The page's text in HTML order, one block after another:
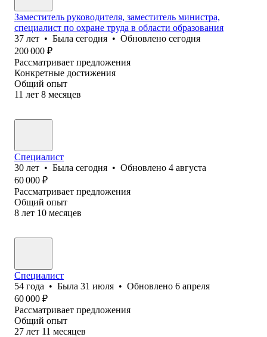
Заместитель руководителя, заместитель министра,
специалист по охране труда в области образования
37 лет • Была сегодня • Обновлено сегодня
200 000 ₽
Рассматривает предложения
Конкретные достижения
Общий опыт
11 лет 8 месяцев
Специалист
30 лет • Была сегодня • Обновлено 4 августа
60 000 ₽
Рассматривает предложения
Общий опыт
8 лет 10 месяцев
Специалист
54 года • Была 31 июля • Обновлено 6 апреля
60 000 ₽
Рассматривает предложения
Общий опыт
27 лет 11 месяцев